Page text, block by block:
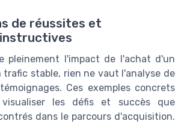
de réussites et
pleinement l'impact de l'achat d'un
trafic stable, rien ne vaut l'analyse de
Ces exemples concrets
les défis et succès que
dans le parcours d'acquisition.